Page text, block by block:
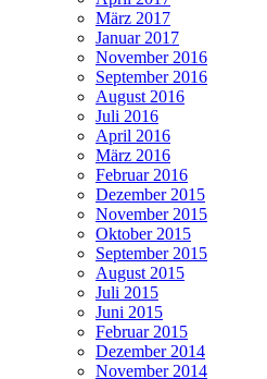
März 2017
Januar 2017
November 2016
September 2016
August 2016
Juli 2016
April 2016
März 2016
Februar 2016
Dezember 2015
November 2015
Oktober 2015
September 2015
August 2015
Juli 2015
Juni 2015
Februar 2015
Dezember 2014
November 2014